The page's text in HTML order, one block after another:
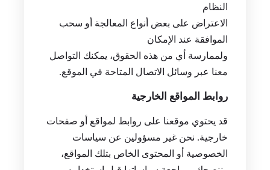
النظام
الاعتراض على بعض أنواع المعالجة أو سحب
الموافقة عند الإمكان
ولممارسة أي من هذه الحقوق، يمكنك التواصل
معنا عبر وسائل الاتصال المتاحة في الموقع.
روابط المواقع الخارجية
قد يحتوي موقعنا على روابط لمواقع أو صفحات
خارجية. نحن غير مسؤولين عن سياسات
الخصوصية أو المحتوى الخاص بتلك المواقع،